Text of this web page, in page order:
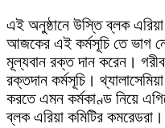
এই অনুষ্ঠানে উস্তি ব্লক
আজকের এই কর্মসূচি তে ভাগ
মূল্যবান রক্ত দান করেন।
রক্তদান কর্মসূচি।
করতে এমন কর্মকাণ্ড নিয়ে
ব্লক এরিয়া কমিটির কমরেডরা।